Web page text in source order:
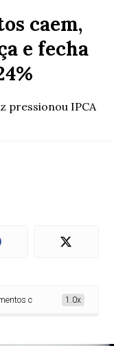
caem,
e fecha
pressionou IPCA
caem, inflação perde
1.0x